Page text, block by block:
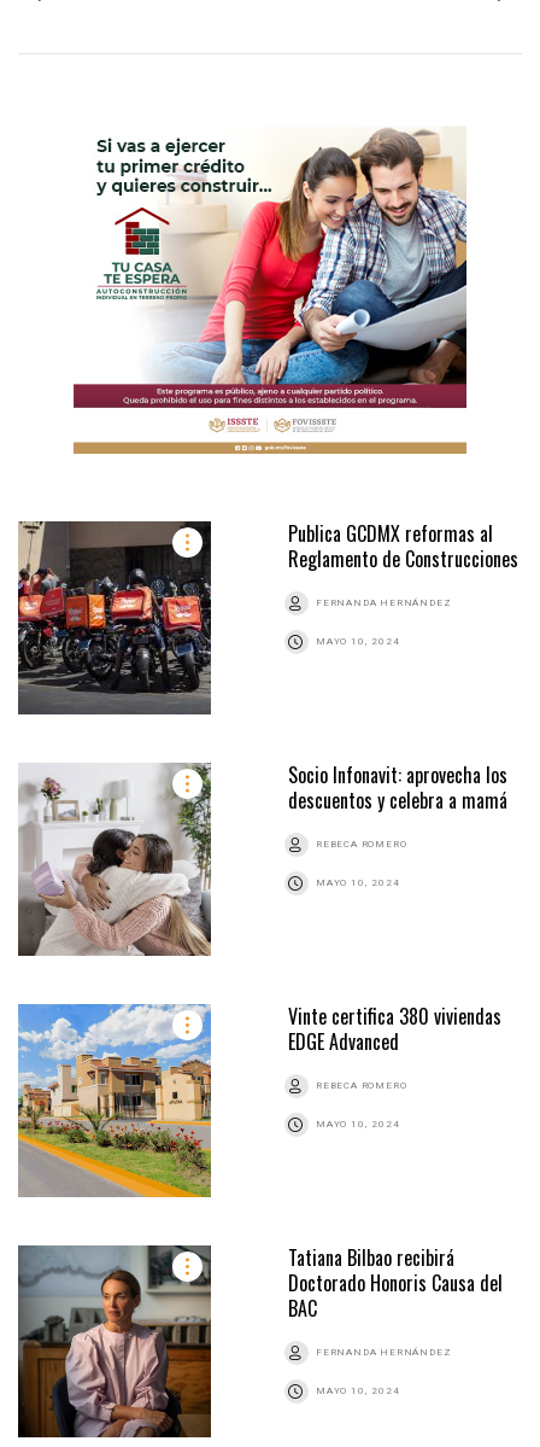
Publica GCDMX reformas al
Reglamento de Construcciones
FERNANDA HERNÁNDEZ
MAYO 10, 2024
Socio Infonavit: aprovecha los
descuentos y celebra a mamá
REBECA ROMERO
MAYO 10, 2024
Vinte certifica 380 viviendas
EDGE Advanced
REBECA ROMERO
MAYO 10, 2024
Tatiana Bilbao recibirá
Doctorado Honoris Causa del
BAC
FERNANDA HERNÁNDEZ
MAYO 10, 2024